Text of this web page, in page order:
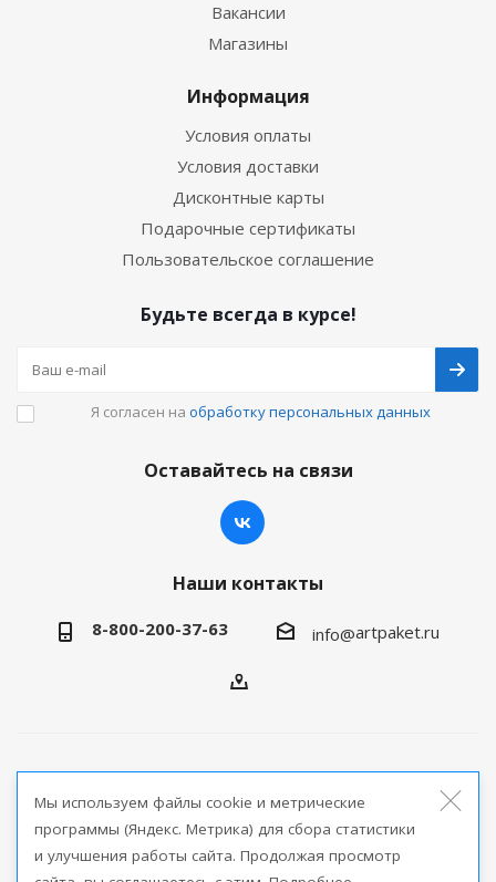
Вакансии
Магазины
Информация
Условия оплаты
Условия доставки
Дисконтные карты
Подарочные сертификаты
Пользовательское соглашение
Будьте всегда в курсе!
Я согласен на обработку персональных данных
Оставайтесь на связи
Наши контакты
8-800-200-37-63 info@artpaket.ru
продукции
Версия для печати
Мы используем файлы cookie и метрические
программы (Яндекс. Метрика) для сбора статистики
и улучшения работы сайта. Продолжая просмотр